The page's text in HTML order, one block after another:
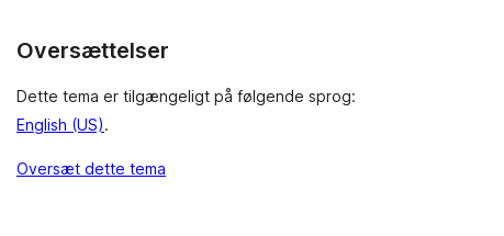
Oversættelser
Dette tema er tilgængeligt på følgende sprog:
English (US).
Oversæt dette tema